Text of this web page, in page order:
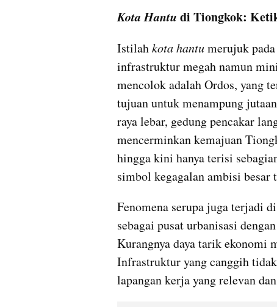
Kota Hantu di Tiongkok:
Istilah kota hantu merujuk
infrastruktur megah namun
mencolok adalah Ordos, yang
tujuan untuk menampung
raya lebar, gedung pencakar
mencerminkan kemajuan
hingga kini hanya terisi
simbol kegagalan ambisi besar
Fenomena serupa juga terjadi
sebagai pusat urbanisasi
Kurangnya daya tarik ekonomi
Infrastruktur yang canggih
lapangan kerja yang relevan